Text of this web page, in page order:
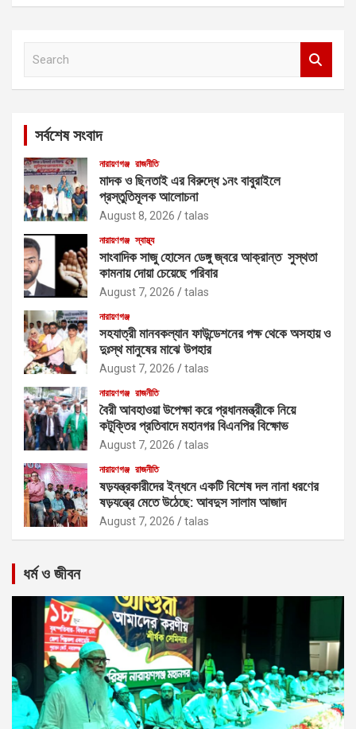
সর্বশেষ সংবাদ
নারায়ণগঞ্জ রাজনীতি
মাদক ও ছিনতাই এর বিরুদ্ধে ১নং বাবুরাইলে
প্রস্তুতিমূলক আলোচনা
August 8, 2026 talas
নারায়ণগঞ্জ স্বাস্থ্য
সাংবাদিক সাজু হোসেন ডেঙ্গু জ্বরে আক্রান্ত সুস্থতা
কামনায় দোয়া চেয়েছে পরিবার
August 7, 2026 talas
নারায়ণগঞ্জ
সহযাত্রী মানবকল্যান ফাউন্ডেশনের পক্ষ থেকে অসহায় ও
দুঃস্থ মানুষের মাঝে উপহার
August 7, 2026 talas
নারায়ণগঞ্জ রাজনীতি
বৈরী আবহাওয়া উপেক্ষা করে প্রধানমন্ত্রীকে নিয়ে
কটূক্তির প্রতিবাদে মহানগর বিএনপির বিক্ষোভ
August 7, 2026 talas
নারায়ণগঞ্জ রাজনীতি
ষড়যন্ত্রকারীদের ইন্ধনে একটি বিশেষ দল নানা ধরণের
ষড়যন্ত্রে মেতে উঠেছে: আবদুস সালাম আজাদ
August 7, 2026 talas
ধর্ম ও জীবন